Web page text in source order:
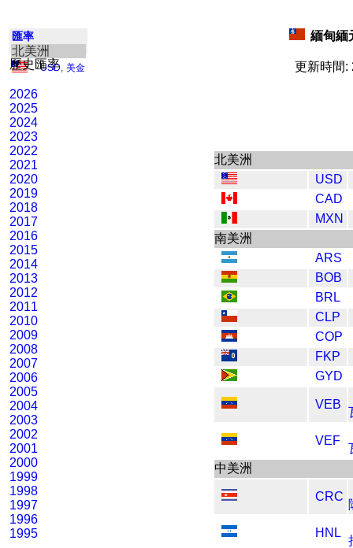
匯率
北美洲
USD 美金
歷史匯率
2026
2025
2024
2023
2022
2021
2020
2019
2018
2017
2016
2015
2014
2013
2012
2011
2010
2009
2008
2007
2006
2005
2004
2003
2002
2001
2000
1999
1998
1997
1996
1995
緬甸緬
更新時間:
北美洲
USD
CAD
MXN
南美洲
ARS
BOB
BRL
CLP
COP
FKP
GYD
VEB
VEF
中美洲
CRC
HNL